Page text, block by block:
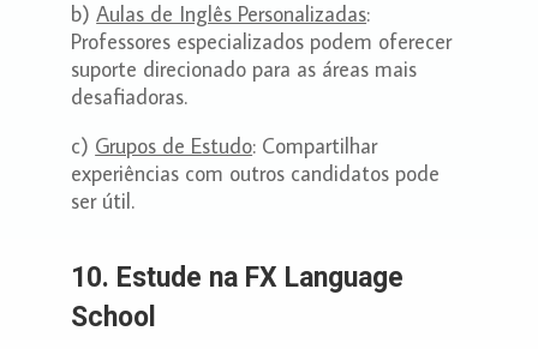
b)Aulas de Inglês Personalizadas:
Professores especializados podem oferecer
suporte direcionado para as áreas mais
desafiadoras.
c) Grupos de Estudo: Compartilhar
experiências com outros candidatos pode
ser útil.
10. Estude na FX Language
School